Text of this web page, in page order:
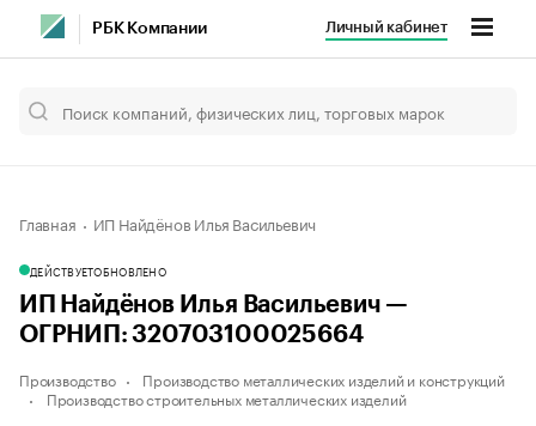
РБК Компании Личный кабинет
Главная ИП Найдёнов Илья Васильевич
ДЕЙСТВУЕТОБНОВЛЕНО
ИП Найдёнов Илья Васильевич —
ОГРНИП: 320703100025664
Производство
Производство металлических изделий и конструкций
Производство строительных металлических изделий